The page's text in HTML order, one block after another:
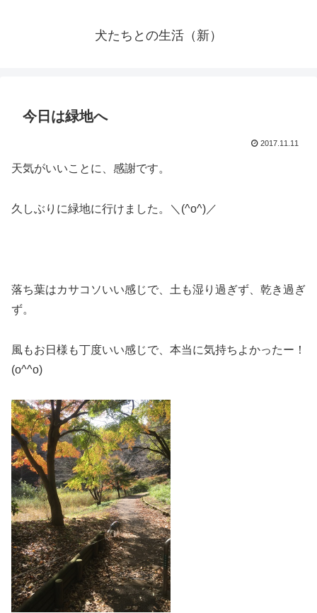
犬たちとの生活（新）
今日は緑地へ
2017.11.11
天気がいいことに、感謝です。
久しぶりに緑地に行けました。＼(^o^)／
落ち葉はカサコソいい感じで、土も湿り過ぎず、乾き過ぎ
ず。
風もお日様も丁度いい感じで、本当に気持ちよかったー！
(o^^o)